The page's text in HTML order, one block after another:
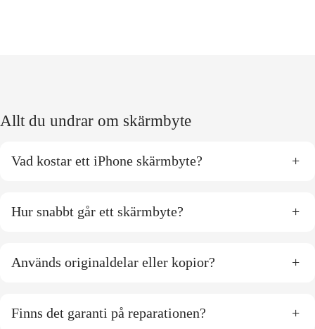
Allt du undrar om skärmbyte
Vad kostar ett iPhone skärmbyte? +
Hur snabbt går ett skärmbyte? +
Används originaldelar eller kopior? +
Finns det garanti på reparationen? +